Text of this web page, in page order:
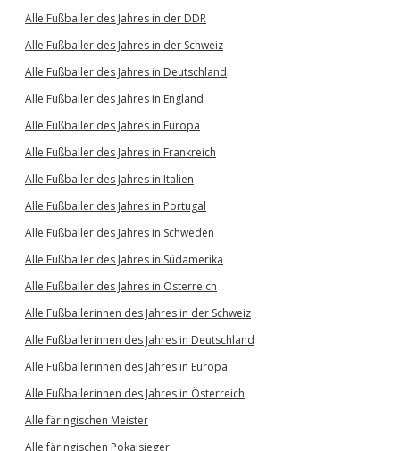
Alle Fußballer des Jahres in der DDR
Alle Fußballer des Jahres in der Schweiz
Alle Fußballer des Jahres in Deutschland
Alle Fußballer des Jahres in England
Alle Fußballer des Jahres in Europa
Alle Fußballer des Jahres in Frankreich
Alle Fußballer des Jahres in Italien
Alle Fußballer des Jahres in Portugal
Alle Fußballer des Jahres in Schweden
Alle Fußballer des Jahres in Südamerika
Alle Fußballer des Jahres in Österreich
Alle Fußballerinnen des Jahres in der Schweiz
Alle Fußballerinnen des Jahres in Deutschland
Alle Fußballerinnen des Jahres in Europa
Alle Fußballerinnen des Jahres in Österreich
Alle färingischen Meister
Alle färingischen Pokalsieger